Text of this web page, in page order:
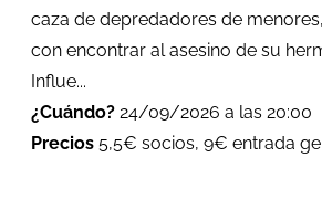
caza de depredadores de
con encontrar al asesino de su
Influe...
¿Cuándo? 24/09/2026 a las 20:00
Precios 5,5€ socios, 9€ entrada